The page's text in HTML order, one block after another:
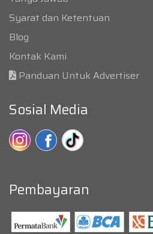
Syarat dan Ketentuan
Blog
Kontak Kami
Panduan Untuk Advertiser
Sosial Media
Pembayaran